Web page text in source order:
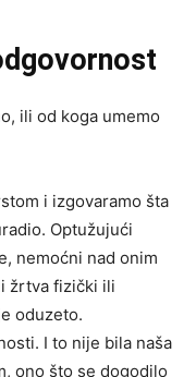
ili od koga umemo
i izgovaramo šta
Optužujući
nemoćni nad onim
žrtva fizički ili
oduzeto.
I to nije bila naša
ono što se dogodilo